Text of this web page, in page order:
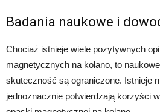
Badania naukowe i
Chociaż istnieje wiele pozytywnych
magnetycznych na kolano, to
skuteczność są ograniczone. Istnieje
jednoznacznie potwierdzają korzyści